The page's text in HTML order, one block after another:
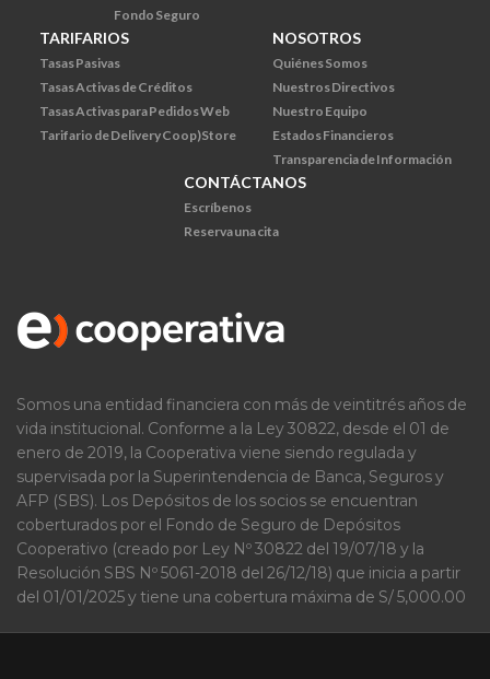
Fondo Seguro
TARIFARIOS
Tasas Pasivas
Tasas Activas de Créditos
Tasas Activas para Pedidos Web
Tarifario de Delivery Coop)Store
NOSOTROS
Quiénes Somos
Nuestros Directivos
Nuestro Equipo
Estados Financieros
Transparencia de Información
CONTÁCTANOS
Escríbenos
Reserva una cita
Somos una entidad financiera con más de veintitrés años de
vida institucional. Conforme a la Ley 30822, desde el 01 de
enero de 2019, la Cooperativa viene siendo regulada y
supervisada por la Superintendencia de Banca, Seguros y
AFP (SBS). Los Depósitos de los socios se encuentran
coberturados por el Fondo de Seguro de Depósitos
Cooperativo (creado por Ley Nº 30822 del 19/07/18 y la
Resolución SBS Nº 5061-2018 del 26/12/18) que inicia a partir
del 01/01/2025 y tiene una cobertura máxima de S/ 5,000.00